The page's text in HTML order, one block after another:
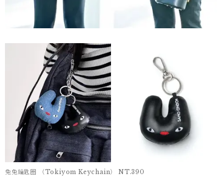
兔兔鑰匙圈 （Tokiyom Keychain） NT.390